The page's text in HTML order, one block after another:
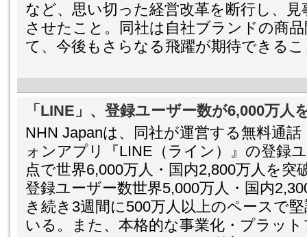
など、思い切った経営改革を断行し、
させたこと。同社は自社ブランドの商
て、今後もさらなる飛躍が期待できる
「LINE」、登録ユーザー数が6,000万人
NHN Japanは、同社が運営する無料通
ォンアプリ『LINE（ライン）』の登録
点で世界6,000万人・国内2,800万人を突
登録ユーザー数世界5,000万人・国内
き続き3週間に500万人以上のペースで
いる。また、本格的な事業化・プラッ